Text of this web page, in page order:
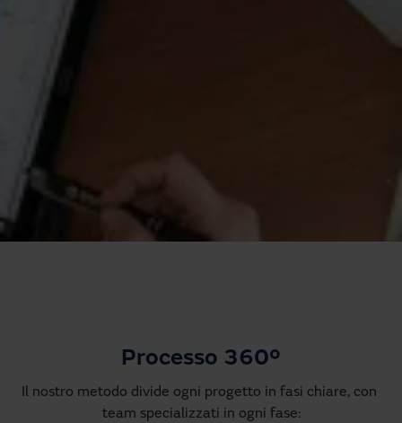
Processo 360º
Il nostro metodo divide ogni progetto in fasi chiare, con
team specializzati in ogni fase: